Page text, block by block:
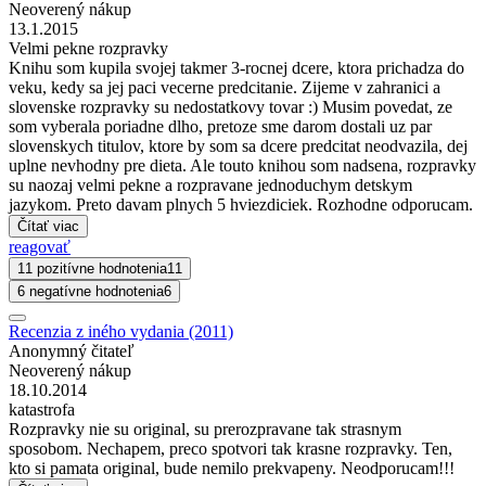
Neoverený nákup
13.1.2015
Velmi pekne rozpravky
Knihu som kupila svojej takmer 3-rocnej dcere, ktora prichadza do
veku, kedy sa jej paci vecerne predcitanie. Zijeme v zahranici a
slovenske rozpravky su nedostatkovy tovar :) Musim povedat, ze
som vyberala poriadne dlho, pretoze sme darom dostali uz par
slovenskych titulov, ktore by som sa dcere predcitat neodvazila, dej
uplne nevhodny pre dieta. Ale touto knihou som nadsena, rozpravky
su naozaj velmi pekne a rozpravane jednoduchym detskym
jazykom. Preto davam plnych 5 hviezdiciek. Rozhodne odporucam.
Čítať viac
reagovať
11 pozitívne hodnotenia11
6 negatívne hodnotenia6
Recenzia z iného vydania (2011)
Anonymný čitateľ
Neoverený nákup
18.10.2014
katastrofa
Rozpravky nie su original, su prerozpravane tak strasnym
sposobom. Nechapem, preco spotvori tak krasne rozpravky. Ten,
kto si pamata original, bude nemilo prekvapeny. Neodporucam!!!